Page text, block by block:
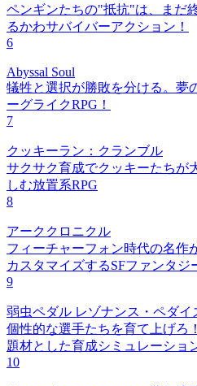
ペンギンたちの"抵抗"は、まだ
るかわサバイバーアクション！
6
Abyssal Soul
犠牲と選択が勝敗を分ける。夢
ーグライクRPG！
7
クッキーラン：クランブル
サクサク育成でクッキーたちが
しむ放置系RPG
8
アーククロニクル
フィーチャーフォン時代の名作
カスタマイズするSFファンタジ
9
弱虫ペダル レゾナンス・ペダイ
個性的な選手たちを育て上げろ
題材とした育成シミュレーショ
10